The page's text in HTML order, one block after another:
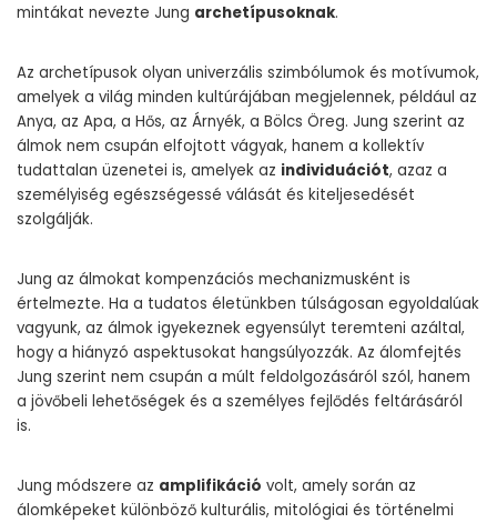
mintákat nevezte Jung archetípusoknak.
Az archetípusok olyan univerzális szimbólumok és motívumok,
amelyek a világ minden kultúrájában megjelennek, például az
Anya, az Apa, a Hős, az Árnyék, a Bölcs Öreg. Jung szerint az
álmok nem csupán elfojtott vágyak, hanem a kollektív
tudattalan üzenetei is, amelyek az individuációt, azaz a
személyiség egészségessé válását és kiteljesedését
szolgálják.
Jung az álmokat kompenzációs mechanizmusként is
értelmezte. Ha a tudatos életünkben túlságosan egyoldalúak
vagyunk, az álmok igyekeznek egyensúlyt teremteni azáltal,
hogy a hiányzó aspektusokat hangsúlyozzák. Az álomfejtés
Jung szerint nem csupán a múlt feldolgozásáról szól, hanem
a jövőbeli lehetőségek és a személyes fejlődés feltárásáról
is.
Jung módszere az amplifikáció volt, amely során az
álomképeket különböző kulturális, mitológiai és történelmi